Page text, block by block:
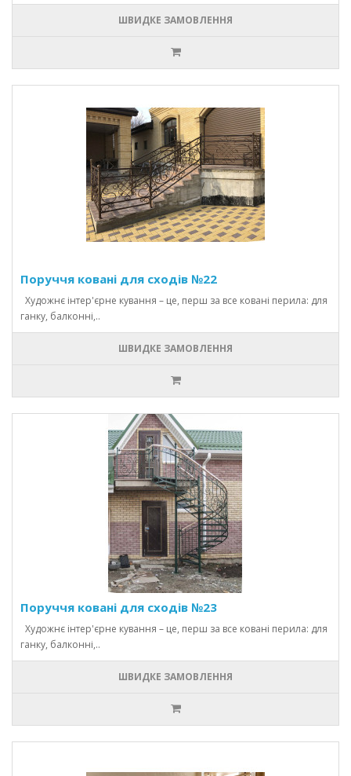
ШВИДКЕ ЗАМОВЛЕННЯ
Поруччя ковані для сходів №22
Художнє інтер'єрне кування – це, перш за все ковані перила: для
ганку, балконні,..
ШВИДКЕ ЗАМОВЛЕННЯ
Поруччя ковані для сходів №23
Художнє інтер'єрне кування – це, перш за все ковані перила: для
ганку, балконні,..
ШВИДКЕ ЗАМОВЛЕННЯ